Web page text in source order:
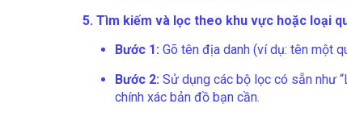
5. Tìm kiếm và lọc theo khu vực hoặc loại
Bước 1: Gõ tên địa danh (ví dụ: tên một
Bước 2: Sử dụng các bộ lọc có sẵn như
chính xác bản đồ bạn cần.